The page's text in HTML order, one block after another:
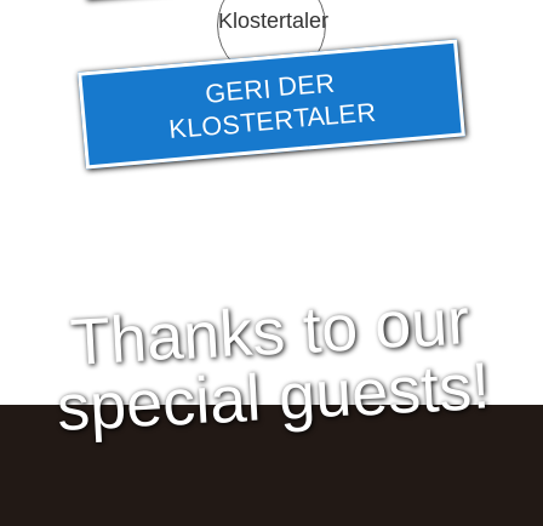
GERI DER
KLOSTERTALER
Thanks to our
special guests!